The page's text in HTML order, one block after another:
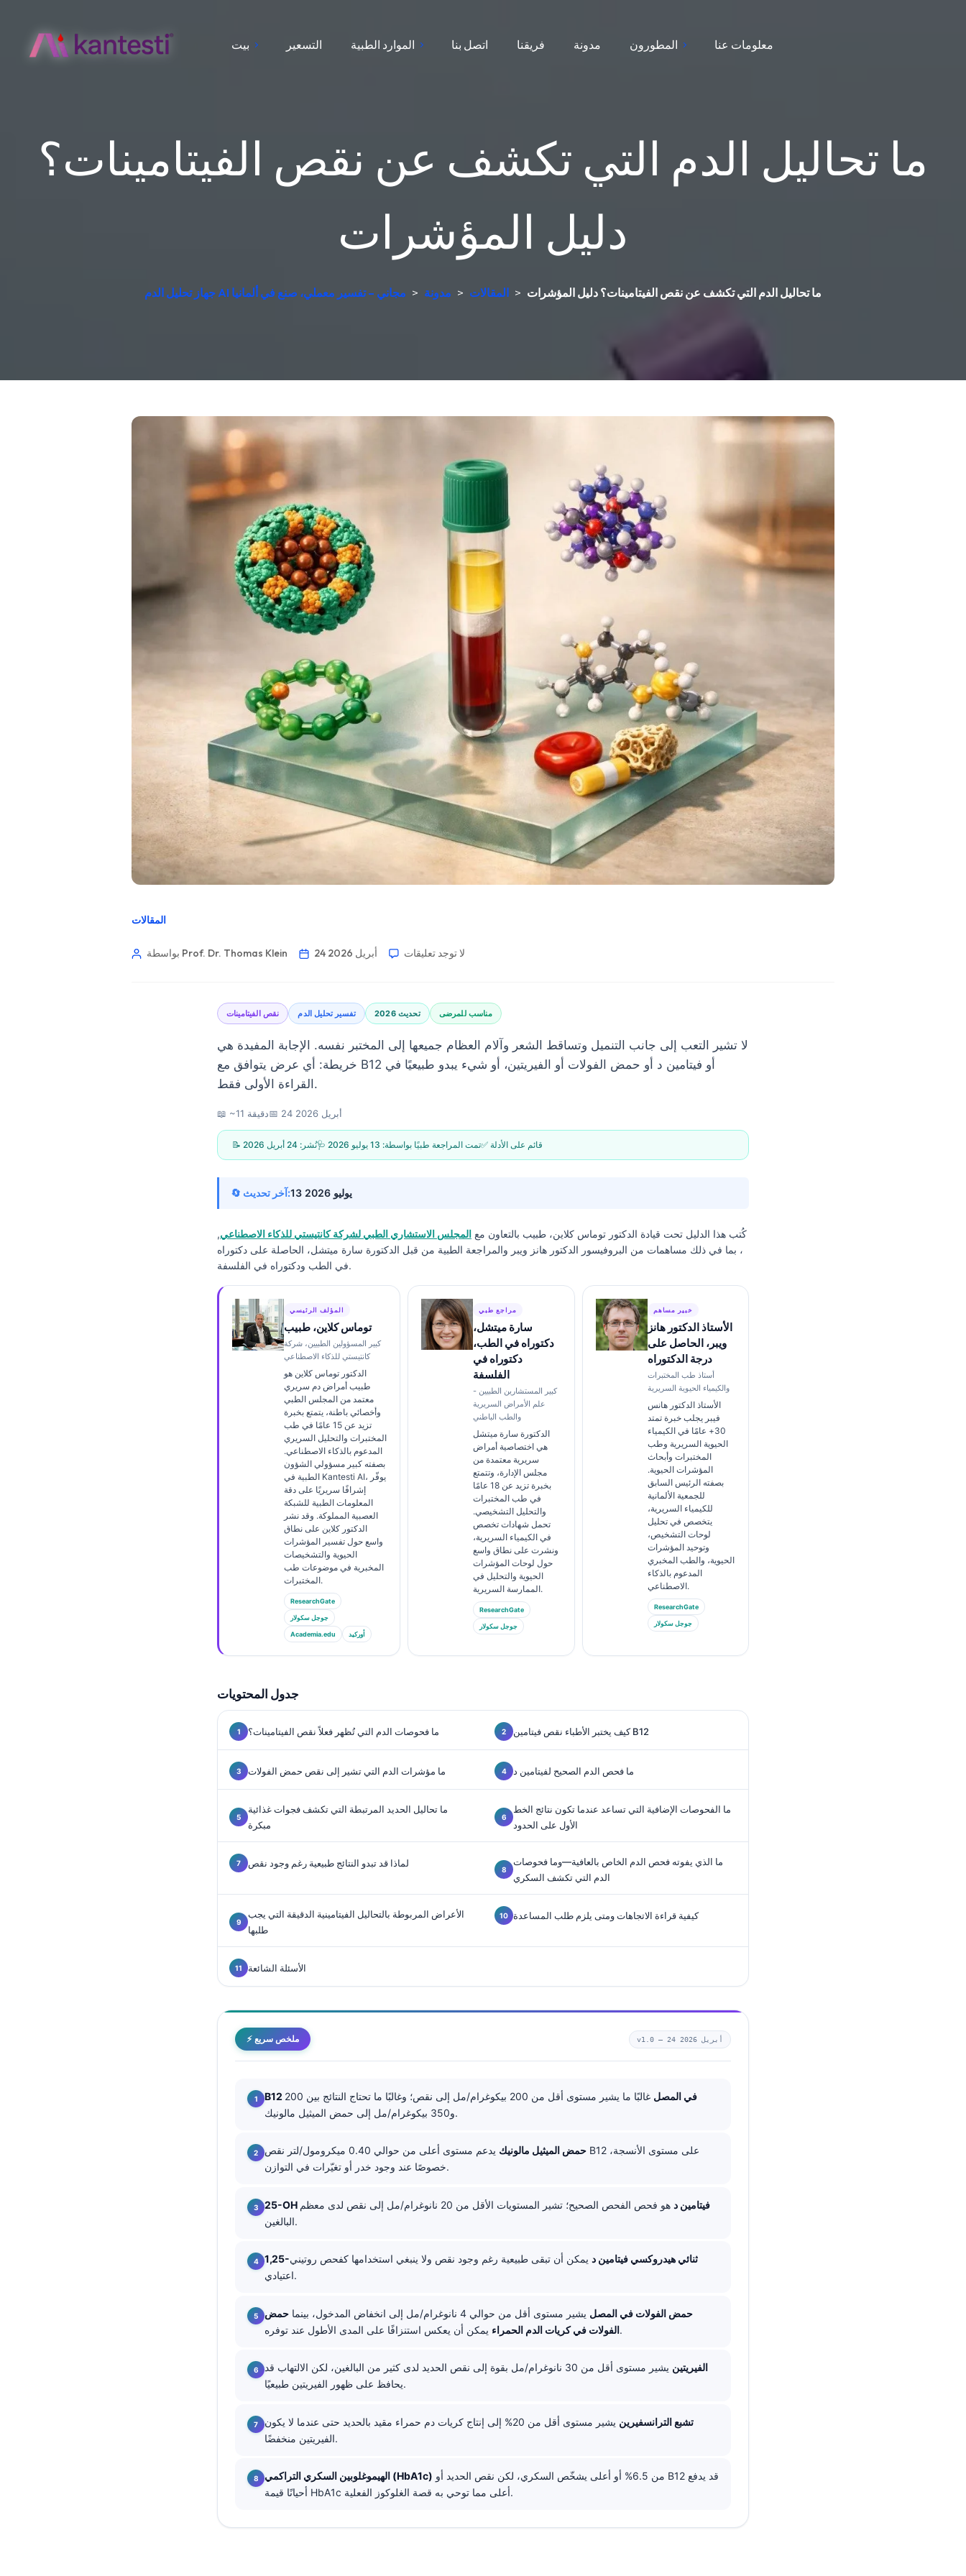
بيت التسعير الموارد الطبية اتصل بنا فريقنا مدونة المطورون معلومات عنا
ما تحاليل الدم التي تكشف عن نقص الفيتامينات؟
دليل المؤشرات
جهاز تحليل الدم AI مجاني – تفسير معملي، صنع في ألمانيا > مدونة > المقالات > ما تحاليل الدم التي تكشف عن نقص الفيتامينات؟ دليل المؤشرات
المقالات
بواسطة Prof. Dr. Thomas Klein 24 أبريل 2026 لا توجد تعليقات
نقص الفيتامينات تفسير تحليل الدم تحديث 2026 مناسب للمرضى
لا تشير التعب إلى جانب التنميل وتساقط الشعر وآلام العظام جميعها إلى المختبر نفسه. الإجابة المفيدة هي
خريطة: أي عرض يتوافق مع B12 أو فيتامين د أو حمض الفولات أو الفيريتين، أو شيء يبدو طبيعيًا في
القراءة الأولى فقط.
📖 ~11 دقيقة📅 24 أبريل 2026
📝 نُشر: 24 أبريل 2026 🩺 تمت المراجعة طبيًا بواسطة: 13 يوليو 2026 ✅ قائم على الأدلة
🔄 آخر تحديث: 13 يوليو 2026
كُتب هذا الدليل تحت قيادة الدكتور توماس كلاين، طبيب بالتعاون مع المجلس الاستشاري الطبي لشركة كانتيستي للذكاء الاصطناعي,
، بما في ذلك مساهمات من البروفيسور الدكتور هانز ويبر والمراجعة الطبية من قبل الدكتورة سارة ميتشل، الحاصلة على دكتوراه
في الطب ودكتوراه في الفلسفة.
المؤلف الرئيسي
توماس كلاين، طبيب
كبير المسؤولين الطبيين، شركة
كانتيستي للذكاء الاصطناعي
الدكتور توماس كلاين هو
طبيب أمراض دم سريري
معتمد من المجلس الطبي
وأخصائي باطنة، يتمتع بخبرة
تزيد عن 15 عامًا في طب
المختبرات والتحليل السريري
المدعوم بالذكاء الاصطناعي.
بصفته كبير مسؤولي الشؤون
الطبية في Kantesti AI، يوفّر
إشرافًا سريريًا على دقة
المعلومات الطبية للشبكة
العصبية المملوكة. وقد نشر
الدكتور كلاين على نطاق
واسع حول تفسير المؤشرات
الحيوية والتشخيصات
المخبرية في موضوعات طب
المختبرات.
ResearchGate
جوجل سكولار
Academia.edu أوركيد
مراجع طبي
سارة ميتشل،
دكتوراه في الطب،
دكتوراه في
الفلسفة
كبير المستشارين الطبيين -
علم الأمراض السريرية
والطب الباطني
الدكتورة سارة ميتشل
هي اختصاصية أمراض
سريرية معتمدة من
مجلس الإدارة، وتتمتع
بخبرة تزيد عن 18 عامًا
في طب المختبرات
والتحليل التشخيصي.
تحمل شهادات تخصص
في الكيمياء السريرية،
ونشرت على نطاق واسع
حول لوحات المؤشرات
الحيوية والتحليل في
الممارسة السريرية.
ResearchGate
جوجل سكولار
خبير مساهم
الأستاذ الدكتور هانز
ويبر، الحاصل على
درجة الدكتوراه
أستاذ طب المختبرات
والكيمياء الحيوية السريرية
الأستاذ الدكتور هانس
فيبر يجلب خبرة تمتد
30+ عامًا في الكيمياء
الحيوية السريرية وطب
المختبرات وأبحاث
المؤشرات الحيوية.
بصفته الرئيس السابق
للجمعية الألمانية
للكيمياء السريرية،
يتخصص في تحليل
لوحات التشخيص،
وتوحيد المؤشرات
الحيوية، والطب المخبري
المدعوم بالذكاء
الاصطناعي.
ResearchGate
جوجل سكولار
جدول المحتويات
ما فحوصات الدم التي تُظهر فعلاً نقص الفيتامينات؟ كيف يختبر الأطباء نقص فيتامين B12
ما مؤشرات الدم التي تشير إلى نقص حمض الفولات ما فحص الدم الصحيح لفيتامين د
ما تحاليل الحديد المرتبطة التي تكشف فجوات غذائية
مبكرة
ما الفحوصات الإضافية التي تساعد عندما تكون نتائج الخط
الأول على الحدود
لماذا قد تبدو النتائج طبيعية رغم وجود نقص
ما الذي يفوته فحص الدم الخاص بالعافية—وما فحوصات
الدم التي تكشف السكري
الأعراض المربوطة بالتحاليل الفيتامينية الدقيقة التي يجب
طلبها
كيفية قراءة الاتجاهات ومتى يلزم طلب المساعدة
الأسئلة الشائعة
⚡ ملخص سريع v1.0 — 24 أبريل 2026
B12 في المصل
غالبًا ما يشير مستوى أقل من 200 بيكوغرام/مل إلى نقص؛ وغالبًا ما تحتاج النتائج بين 200
و350 بيكوغرام/مل إلى حمض الميثيل مالونيك.
حمض الميثيل مالونيك
يدعم مستوى أعلى من حوالي 0.40 ميكرومول/لتر نقص B12 على مستوى الأنسجة،
خصوصًا عند وجود خدر أو تغيّرات في التوازن.
25-OH فيتامين د
هو فحص الفحص الصحيح؛ تشير المستويات الأقل من 20 نانوغرام/مل إلى نقص لدى معظم
البالغين.
1,25-ثنائي هيدروكسي فيتامين د يمكن أن تبقى طبيعية رغم وجود نقص ولا ينبغي استخدامها كفحص روتيني
اعتيادي.
حمض الفولات في المصل يشير مستوى أقل من حوالي 4 نانوغرام/مل إلى انخفاض المدخول، بينما
حمض
الفولات في كريات الدم الحمراءيمكن أن يعكس استنزافًا على المدى الأطول عند توفره.
الفيريتين
يشير مستوى أقل من 30 نانوغرام/مل بقوة إلى نقص الحديد لدى كثير من البالغين، لكن الالتهاب قد
يحافظ على ظهور الفيريتين طبيعيًا.
تشبع الترانسفيرين
يشير مستوى أقل من 20% إلى إنتاج كريات دم حمراء مقيد بالحديد حتى عندما لا يكون
الفيريتين منخفضًا.
الهيموغلوبين السكري التراكمي (HbA1c)
أحيانًا قيمة HbA1c أعلى مما توحي به قصة الغلوكوز الفعلية.